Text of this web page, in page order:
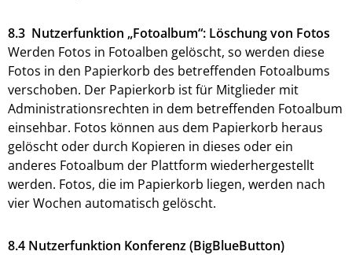
8.3 Nutzerfunktion „Fotoalbum“: Löschung von Fotos
Werden Fotos in Fotoalben gelöscht, so werden diese
Fotos in den Papierkorb des betreffenden Fotoalbums
verschoben. Der Papierkorb ist für Mitglieder mit
Administrationsrechten in dem betreffenden Fotoalbum
einsehbar. Fotos können aus dem Papierkorb heraus
gelöscht oder durch Kopieren in dieses oder ein
anderes Fotoalbum der Plattform wiederhergestellt
werden. Fotos, die im Papierkorb liegen, werden nach
vier Wochen automatisch gelöscht.
8.4 Nutzerfunktion Konferenz (BigBlueButton)